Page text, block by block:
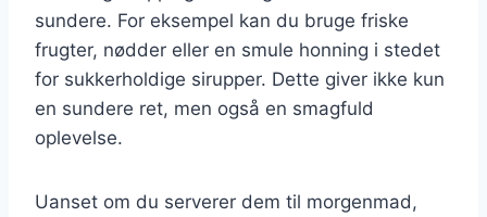
sundere. For eksempel kan du bruge friske
frugter, nødder eller en smule honning i stedet
for sukkerholdige sirupper. Dette giver ikke kun
en sundere ret, men også en smagfuld
oplevelse.
Uanset om du serverer dem til morgenmad,